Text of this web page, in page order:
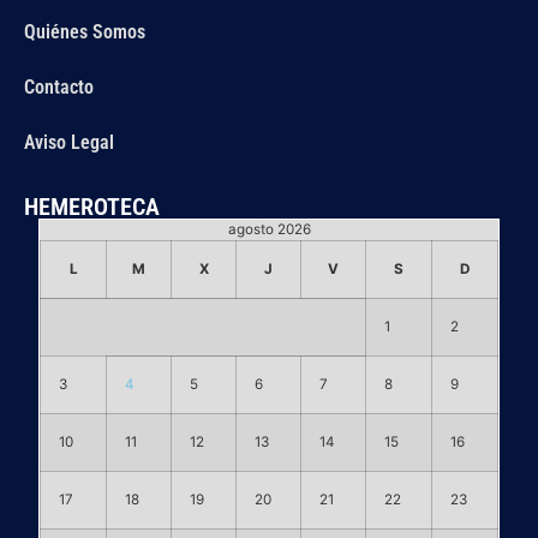
Quiénes Somos
Contacto
Aviso Legal
HEMEROTECA
agosto 2026
L M X J V S D
1 2
3 4 5 6 7 8 9
10 11 12 13 14 15 16
17 18 19 20 21 22 23